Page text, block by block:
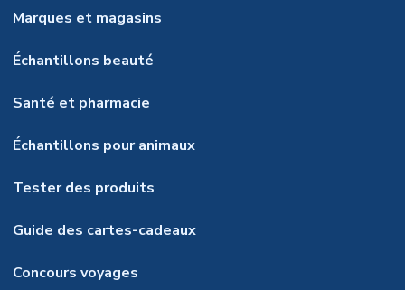
Marques et magasins
Échantillons beauté
Santé et pharmacie
Échantillons pour animaux
Tester des produits
Guide des cartes-cadeaux
Concours voyages